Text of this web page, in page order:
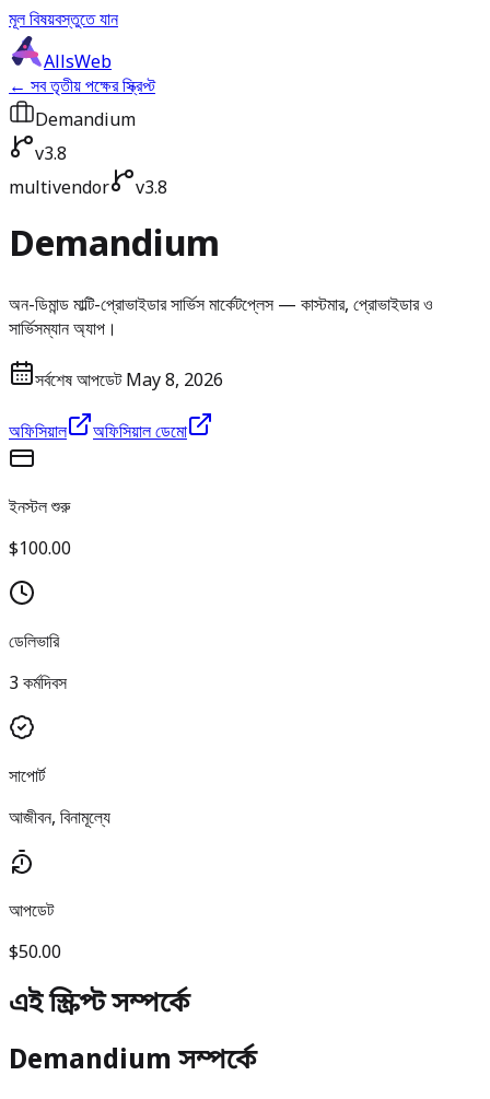
মূল বিষয়বস্তুতে যান
AllsWeb
← সব তৃতীয় পক্ষের স্ক্রিপ্ট
Demandium
v3.8
multivendor
v3.8
Demandium
অন-ডিমান্ড মাল্টি-প্রোভাইডার সার্ভিস মার্কেটপ্লেস — কাস্টমার, প্রোভাইডার ও
সার্ভিসম্যান অ্যাপ।
সর্বশেষ আপডেট May 8, 2026
অফিসিয়াল অফিসিয়াল ডেমো
ইনস্টল শুরু
$100.00
ডেলিভারি
3 কর্মদিবস
সাপোর্ট
আজীবন, বিনামূল্যে
আপডেট
$50.00
এই স্ক্রিপ্ট সম্পর্কে
Demandium সম্পর্কে